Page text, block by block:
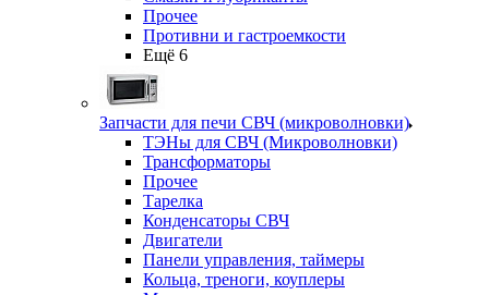
Прочее
Противни и гастроемкости
Ещё 6
Запчасти для печи СВЧ (микроволновки)
ТЭНы для СВЧ (Микроволновки)
Трансформаторы
Прочее
Тарелка
Конденсаторы СВЧ
Двигатели
Панели управления, таймеры
Кольца, треноги, коуплеры